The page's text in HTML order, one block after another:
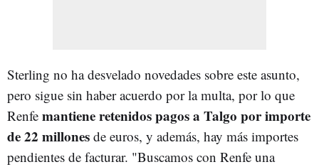
Sterling no ha desvelado novedades sobre este asunto,
pero sigue sin haber acuerdo por la multa, por lo que
Renfe mantiene retenidos pagos a Talgo por importe
de 22 millones de euros, y además, hay más importes
pendientes de facturar. "Buscamos con Renfe una